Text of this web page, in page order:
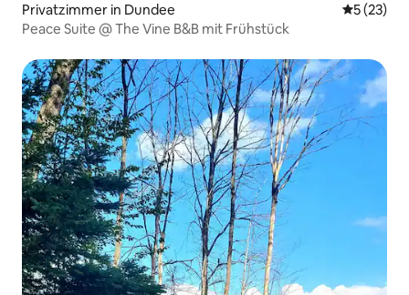
Privatzimmer in Dundee
5 (23)
Peace Suite @ The Vine B&B mit Frühstück